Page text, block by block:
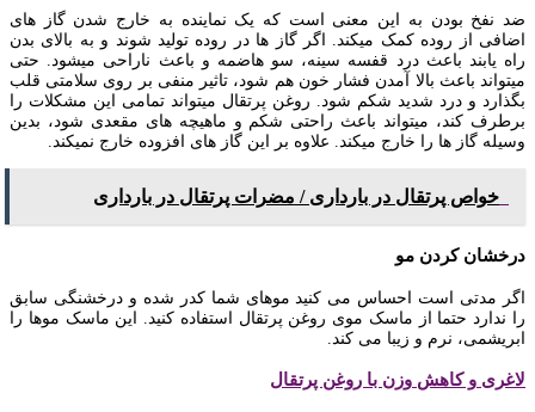
ضد نفخ بودن به این معنی است که یک نماینده به خارج شدن گاز های
اضافی از روده کمک میکند. اگر گاز ها در روده تولید شوند و به بالای بدن
راه یابند باعث درد قفسه سینه، سو هاضمه و باعث ناراحی میشود. حتی
میتواند باعث بالا آمدن فشار خون هم شود، تاثیر منفی بر روی سلامتی قلب
بگذارد و درد شدید شکم شود. روغن پرتقال میتواند تمامی این مشکلات را
برطرف کند، میتواند باعث راحتی شکم و ماهیچه های مقعدی شود، بدین
وسیله گاز ها را خارج میکند. علاوه بر این گاز های افزوده خارج نمیکند.
خواص پرتقال در بارداری / مضرات پرتقال در بارداری
درخشان کردن مو
اگر مدتی است احساس می کنید موهای شما کدر شده و درخشنگی سابق
را ندارد حتما از ماسک موی روغن پرتقال استفاده کنید. این ماسک موها را
ابریشمی، نرم و زیبا می کند.
لاغری و کاهش وزن با روغن پرتقال